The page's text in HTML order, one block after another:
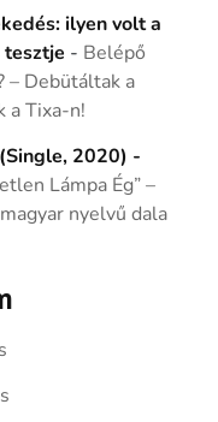
ilyen volt a
tesztje - Belépő
– Debütáltak a
a Tixa-n!
2020) -
Lámpa Ég” –
nyelvű dala